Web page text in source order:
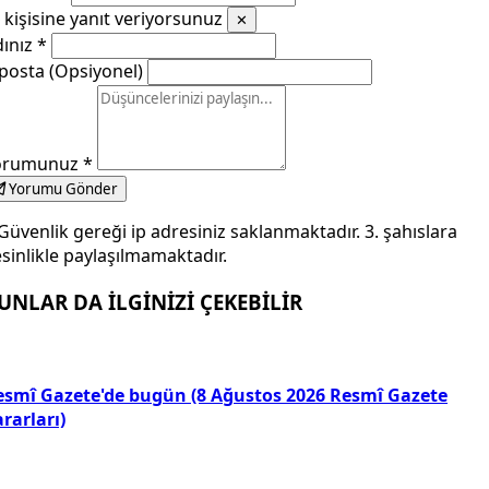
kişisine yanıt veriyorsunuz
✕
*
(Opsiyonel)
*
Yorumu Gönder
gereği ip adresiniz saklanmaktadır. 3. şahıslara
paylaşılmamaktadır.
DA İLGİNİZİ ÇEKEBİLİR
Gazete'de bugün (8 Ağustos 2026 Resmî Gazete